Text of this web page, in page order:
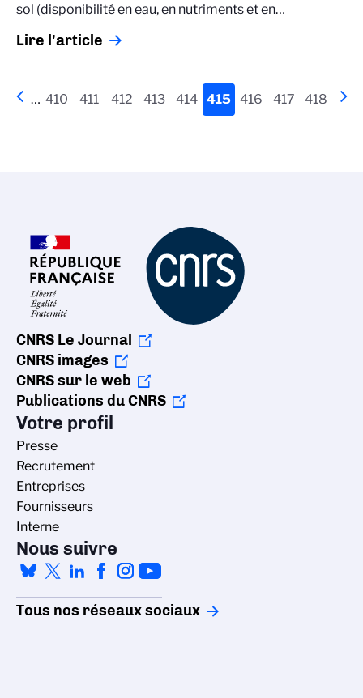
sol (disponibilité en eau, en nutriments et en…
Lire l'article
Pagination
Page
‹‹ … Page
410 Page
411 Page
412 Page
413 Page
414
Page
actuelle
415 Page
416 Page
417 Page
418 ››
CNRS Le Journal
CNRS images
CNRS sur le web
Publications du CNRS
Votre profil
Presse
Recrutement
Entreprises
Fournisseurs
Interne
Nous suivre
Tous nos réseaux sociaux